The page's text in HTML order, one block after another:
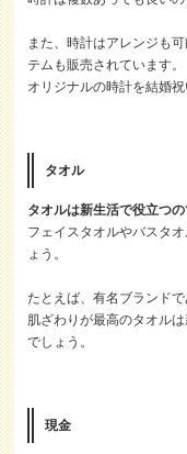
また、時計はアレンジも
テムも販売されています。
オリジナルの時計を結婚
タオル
タオルは新生活で役立つ
フェイスタオルやバスタ
ょう。
たとえば、有名ブランド
肌ざわりが最高のタオル
でしょう。
現金